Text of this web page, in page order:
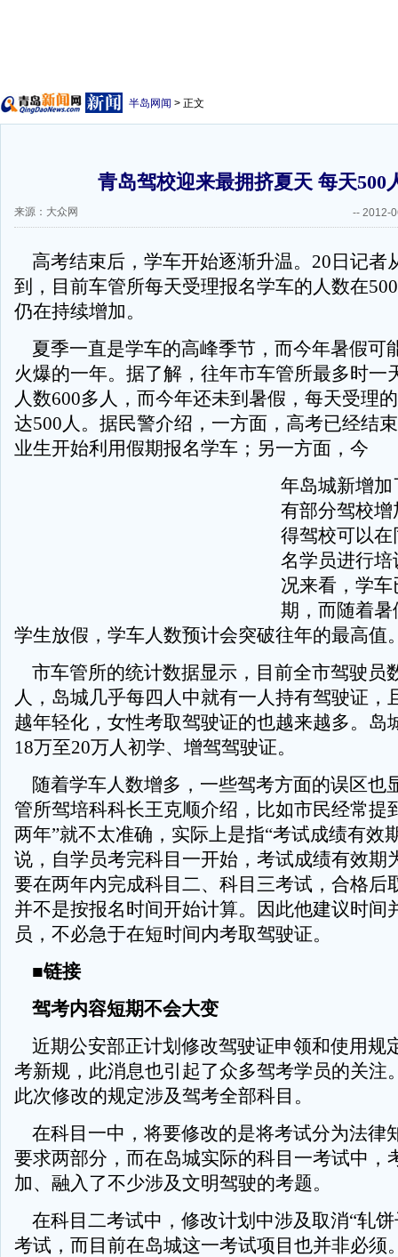
半岛网闻 > 正文
青岛驾校迎来最拥挤夏天 每天500
来源：大众网 -- 2012-
高考结束后，学车开始逐渐升温。20日记者
到，目前车管所每天受理报名学车的人数在
仍在持续增加。
夏季一直是学车的高峰季节，而今年暑假可
火爆的一年。据了解，往年市车管所最多时一
人数600多人，而今年还未到暑假，每天受理
达500人。据民警介绍，一方面，高考已经结
业生开始利用假期报名学车；另一方面，今
年岛城新增
有部分驾校
得驾校可以
名学员进行
况来看，学
期，而随着
学生放假，学车人数预计会突破往年的最高值
市车管所的统计数据显示，目前全市驾驶员
人，岛城几乎每四人中就有一人持有驾驶证，
越年轻化，女性考取驾驶证的也越来越多。岛
18万至20万人初学、增驾驾驶证。
随着学车人数增多，一些驾考方面的误区也
管所驾培科科长王克顺介绍，比如市民经常提
两年”就不太准确，实际上是指“考试成绩有效
说，自学员考完科目一开始，考试成绩有效期
要在两年内完成科目二、科目三考试，合格后
并不是按报名时间开始计算。因此他建议时间
员，不必急于在短时间内考取驾驶证。
■链接
驾考内容短期不会大变
近期公安部正计划修改驾驶证申领和使用规
考新规，此消息也引起了众多驾考学员的关注
此次修改的规定涉及驾考全部科目。
在科目一中，将要修改的是将考试分为法律
要求两部分，而在岛城实际的科目一考试中，
加、融入了不少涉及文明驾驶的考题。
在科目二考试中，修改计划中涉及取消“轧饼
考试，而目前在岛城这一考试项目也并非必须